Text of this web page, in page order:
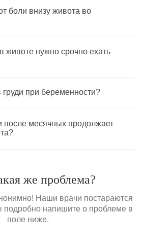
боли внизу живота во
животе нужно срочно ехать
груди при беременности?
после месячных продолжает
же проблема?
Наши врачи постараются
подробно напишите о проблеме в
поле ниже.